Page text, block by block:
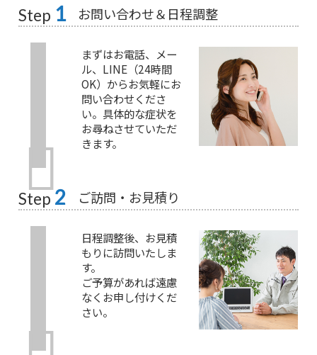
Step 1 お問い合わせ＆日程調整
まずはお電話、メー
ル、LINE（24時間
OK）からお気軽にお
問い合わせくださ
い。具体的な症状を
お尋ねさせていただ
きます。
Step 2 ご訪問・お見積り
日程調整後、お見積
もりに訪問いたしま
す。
ご予算があれば遠慮
なくお申し付けくだ
さい。